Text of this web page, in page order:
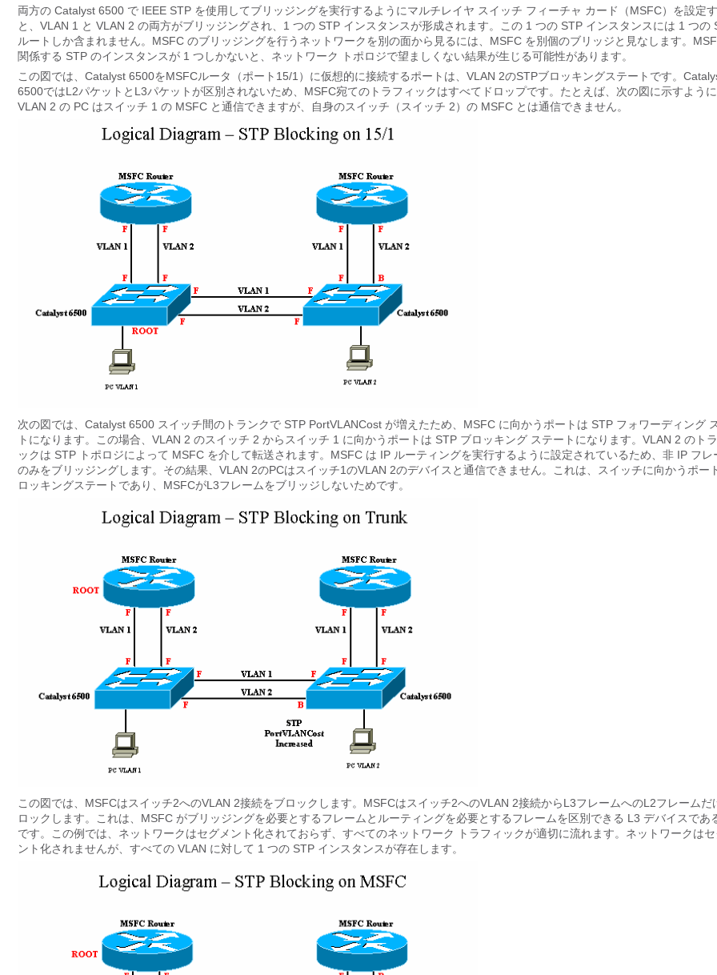
両方の Catalyst 6500 で IEEE STP を使用してブリッジングを実行するようにマルチレイヤ スイッチ フィーチャ カード（MSFC）を設定
と、VLAN 1 と VLAN 2 の両方がブリッジングされ、1 つの STP インスタンスが形成されます。この 1 つの STP インスタンスには 1 つの
ルートしか含まれません。MSFC のブリッジングを行うネットワークを別の面から見るには、MSFC を別個のブリッジと見なします。
関係する STP のインスタンスが 1 つしかないと、ネットワーク トポロジで望ましくない結果が生じる可能性があります。
この図では、Catalyst 6500をMSFCルータ（ポート15/1）に仮想的に接続するポートは、VLAN 2のSTPブロッキングステートです。
6500ではL2パケットとL3パケットが区別されないため、MSFC宛てのトラフィックはすべてドロップです。たとえば、次の図に示すよう
VLAN 2 の PC はスイッチ 1 の MSFC と通信できますが、自身のスイッチ（スイッチ 2）の MSFC とは通信できません。
次の図では、Catalyst 6500 スイッチ間のトランクで STP PortVLANCost が増えたため、MSFC に向かうポートは STP フォワーディング
トになります。この場合、VLAN 2 のスイッチ 2 からスイッチ 1 に向かうポートは STP ブロッキング ステートになります。VLAN 2 のト
ックは STP トポロジによって MSFC を介して転送されます。MSFC は IP ルーティングを実行するように設定されているため、非 IP フレ
のみをブリッジングします。その結果、VLAN 2のPCはスイッチ1のVLAN 2のデバイスと通信できません。これは、スイッチに向かうポー
ロッキングステートであり、MSFCがL3フレームをブリッジしないためです。
この図では、MSFCはスイッチ2へのVLAN 2接続をブロックします。MSFCはスイッチ2へのVLAN 2接続からL3フレームへのL2フレームだ
ロックします。これは、MSFC がブリッジングを必要とするフレームとルーティングを必要とするフレームを区別できる L3 デバイスであ
です。この例では、ネットワークはセグメント化されておらず、すべてのネットワーク トラフィックが適切に流れます。ネットワークは
ント化されませんが、すべての VLAN に対して 1 つの STP インスタンスが存在します。